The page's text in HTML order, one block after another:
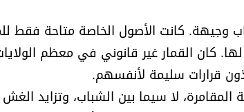
وجيهة. كانت الأصول الخاصة متاحة فقط
كان القمار غير قانوني في معظم
قرارات سليمة لأنفسهم.
لا سيما بين الشباب، وتزايد